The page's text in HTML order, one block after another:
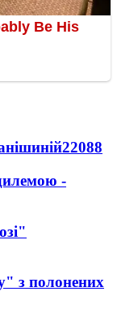
22088
-
з полонених